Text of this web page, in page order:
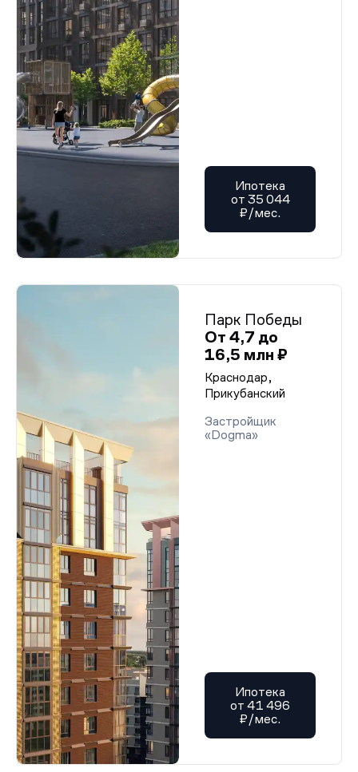
Ипотека
от 35 044
₽/мес.
Парк Победы
От 4,7 до
16,5 млн ₽
Краснодар,
Прикубанский
Застройщик
«Dogma»
Ипотека
от 41 496
₽/мес.